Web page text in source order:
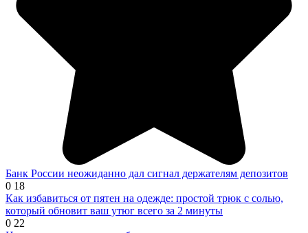
Банк России неожиданно дал сигнал держателям депозитов
0 18
Как избавиться от пятен на одежде: простой трюк с солью,
который обновит ваш утюг всего за 2 минуты
0 22